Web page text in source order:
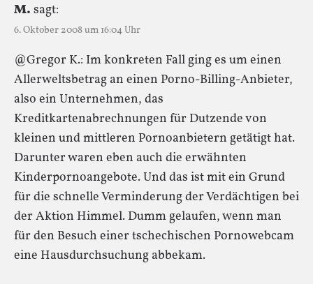
M. sagt:
6. Oktober 2008 um 16:04 Uhr
@Gregor K.: Im konkreten Fall ging es um einen
Allerweltsbetrag an einen Porno-Billing-Anbieter,
also ein Unternehmen, das
Kreditkartenabrechnungen für Dutzende von
kleinen und mittleren Pornoanbietern getätigt hat.
Darunter waren eben auch die erwähnten
Kinderpornoangebote. Und das ist mit ein Grund
für die schnelle Verminderung der Verdächtigen bei
der Aktion Himmel. Dumm gelaufen, wenn man
für den Besuch einer tschechischen Pornowebcam
eine Hausdurchsuchung abbekam.